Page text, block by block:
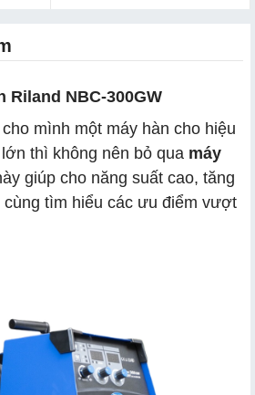
Riland NBC-300GW
mình một máy hàn cho hiệu
thì không nên bỏ qua máy
giúp cho năng suất cao, tăng
cùng tìm hiểu các ưu điểm vượt